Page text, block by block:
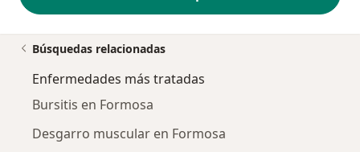
Búsquedas relacionadas
Enfermedades más tratadas
Bursitis en Formosa
Desgarro muscular en Formosa